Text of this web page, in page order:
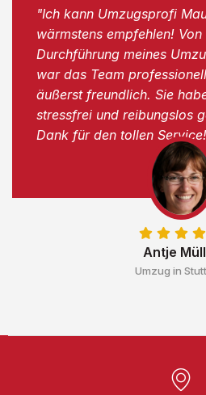
Antje
Umzug in
"Ich kann Umzugsprofi
wärmstens empfehlen!
Durchführung meines
war das Team
äußerst freundlich. Sie
stressfrei und reibungslos
Dank für den tollen